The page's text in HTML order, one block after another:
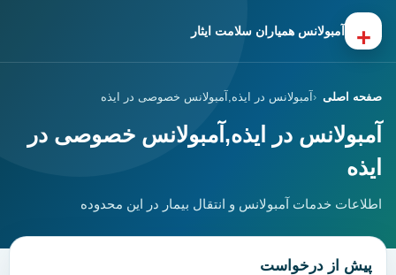
+ آمبولانس همیاران سلامت ایثار
صفحه اصلی آمبولانس در ایذه,آمبولانس خصوصی در ایذه
آمبولانس در ایذه,آمبولانس خصوصی در
ایذه
اطلاعات خدمات آمبولانس و انتقال بیمار در این محدوده
پیش از درخواست